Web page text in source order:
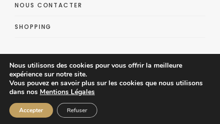
NOUS CONTACTER
SHOPPING
Luxe Infinity - Lifestyle Luxe Magazine
Nous utilisons des cookies pour vous offrir la meilleure
expérience sur notre site.
Vous pouvez en savoir plus sur les cookies que nous utilisons
dans nos Mentions Légales
Accepter Refuser